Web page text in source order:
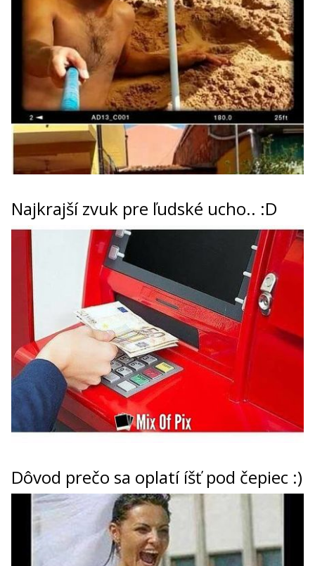
Najkrajší zvuk pre ľudské ucho.. :D
Dôvod prečo sa oplatí íšť pod čepiec :)